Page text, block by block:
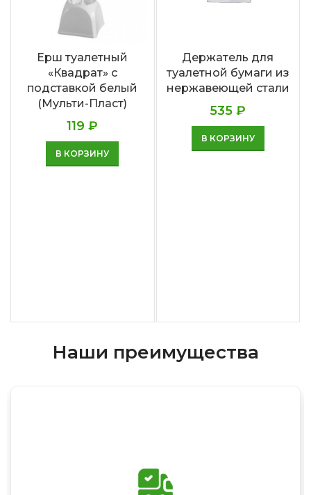
Ерш туалетный
«Квадрат» с
подставкой белый
(Мульти-Пласт)
119₽
В КОРЗИНУ
Держатель для
туалетной бумаги из
нержавеющей стали
535₽
В КОРЗИНУ
Наши преимущества